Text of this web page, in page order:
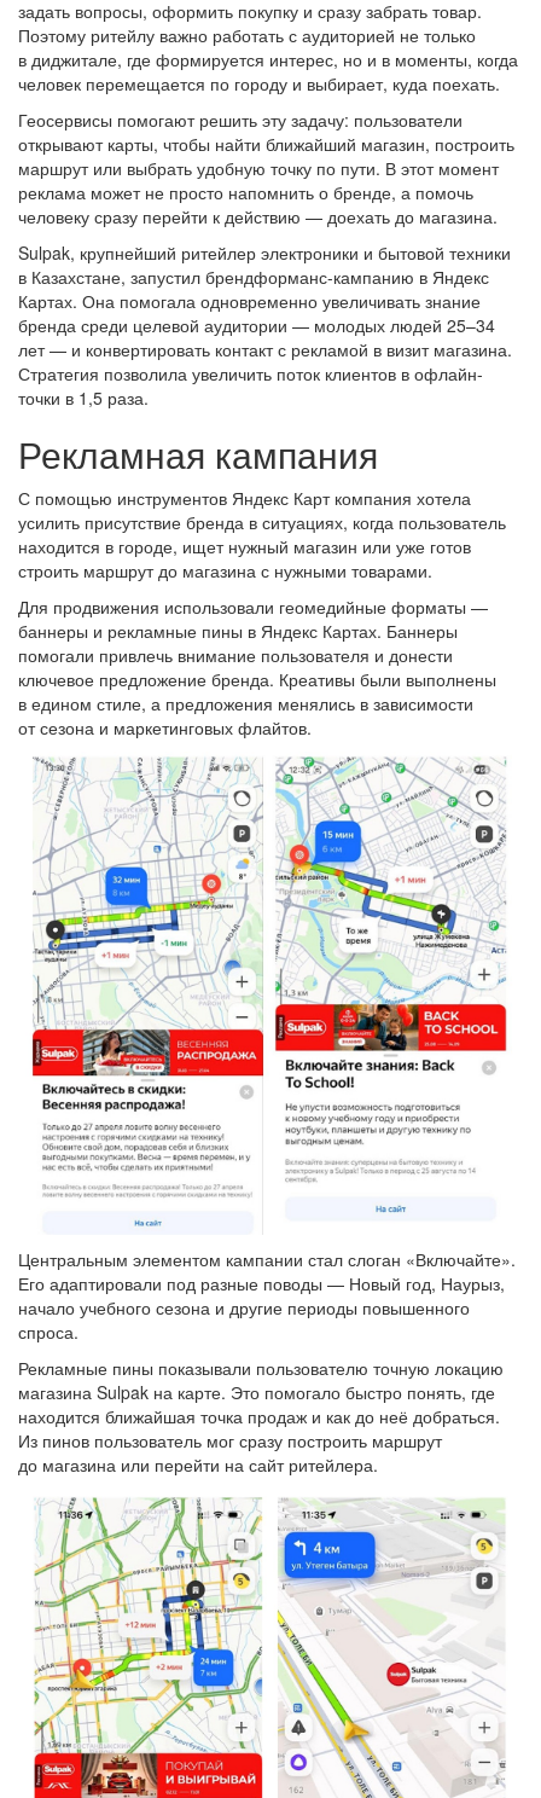
задать вопросы, оформить покупку и сразу забрать товар.
Поэтому ритейлу важно работать с аудиторией не только
в диджитале, где формируется интерес, но и в моменты, когда
человек перемещается по городу и выбирает, куда поехать.
Геосервисы помогают решить эту задачу: пользователи
открывают карты, чтобы найти ближайший магазин, построить
маршрут или выбрать удобную точку по пути. В этот момент
реклама может не просто напомнить о бренде, а помочь
человеку сразу перейти к действию — доехать до магазина.
Sulpak, крупнейший ритейлер электроники и бытовой техники
в Казахстане, запустил брендформанс-кампанию в Яндекс
Картах. Она помогала одновременно увеличивать знание
бренда среди целевой аудитории — молодых людей 25–34
лет — и конвертировать контакт с рекламой в визит магазина.
Стратегия позволила увеличить поток клиентов в офлайн-
точки в 1,5 раза.
Рекламная кампания
С помощью инструментов Яндекс Карт компания хотела
усилить присутствие бренда в ситуациях, когда пользователь
находится в городе, ищет нужный магазин или уже готов
строить маршрут до магазина с нужными товарами.
Для продвижения использовали геомедийные форматы —
баннеры и рекламные пины в Яндекс Картах. Баннеры
помогали привлечь внимание пользователя и донести
ключевое предложение бренда. Креативы были выполнены
в едином стиле, а предложения менялись в зависимости
от сезона и маркетинговых флайтов.
Центральным элементом кампании стал слоган «Включайте».
Его адаптировали под разные поводы — Новый год, Наурыз,
начало учебного сезона и другие периоды повышенного
спроса.
Рекламные пины показывали пользователю точную локацию
магазина Sulpak на карте. Это помогало быстро понять, где
находится ближайшая точка продаж и как до неё добраться.
Из пинов пользователь мог сразу построить маршрут
до магазина или перейти на сайт ритейлера.